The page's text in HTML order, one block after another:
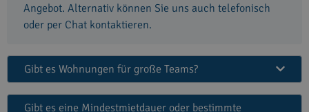
Angebot. Alternativ können Sie uns auch telefonisch
oder per Chat kontaktieren.
Gibt es Wohnungen für große Teams?
Gibt es eine Mindestmietdauer oder bestimmte